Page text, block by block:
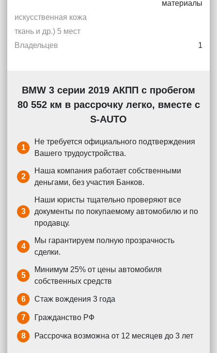
материалы
искусственная кожа
ткань и др.) 5 мест
Владельцев
1
BMW 3 серии 2019 АКПП с пробегом
80 552 км в рассрочку легко, вместе с
S-AUTO
1
Не требуется официального подтверждения
Вашего трудоустройства.
2
Наша компания работает собственными
деньгами, без участия Банков.
3
Наши юристы тщательно проверяют все
документы по покупаемому автомобилю и по
продавцу.
4
Мы гарантируем полную прозрачность
сделки.
5
Минимум 25% от цены автомобиля
собственных средств
6 Стаж вождения 3 года
7 Гражданство РФ
8 Рассрочка возможна от 12 месяцев до 3 лет